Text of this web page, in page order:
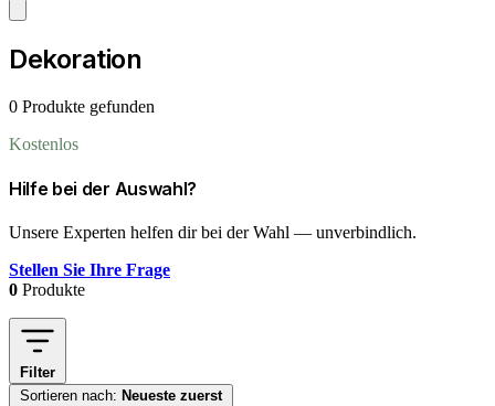
Dekoration
0 Produkte gefunden
Kostenlos
Hilfe bei der Auswahl?
Unsere Experten helfen dir bei der Wahl — unverbindlich.
Stellen Sie Ihre Frage
0 Produkte
Filter
Sortieren nach: Neueste zuerst